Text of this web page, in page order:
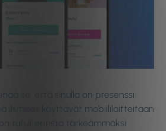
se, että sinulla on presenssi
ihmiset käyttävät mobiililaitteitaan
tullut entistä tärkeämmäksi